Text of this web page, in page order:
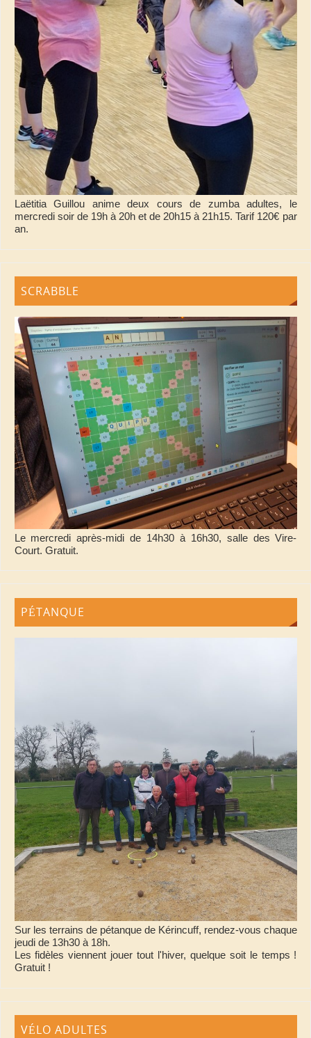
Laëtitia Guillou anime deux cours de zumba adultes, le
mercredi soir de 19h à 20h et de 20h15 à 21h15. Tarif 120€ par
an.
SCRABBLE
Le mercredi après-midi de 14h30 à 16h30, salle des Vire-
Court. Gratuit.
PÉTANQUE
Sur les terrains de pétanque de Kérincuff, rendez-vous chaque
jeudi de 13h30 à 18h.
Les fidèles viennent jouer tout l'hiver, quelque soit le temps !
Gratuit !
VÉLO ADULTES